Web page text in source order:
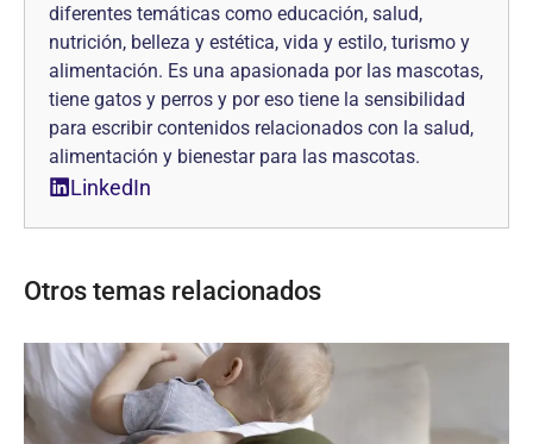
diferentes temáticas como educación, salud,
nutrición, belleza y estética, vida y estilo, turismo y
alimentación. Es una apasionada por las mascotas,
tiene gatos y perros y por eso tiene la sensibilidad
para escribir contenidos relacionados con la salud,
alimentación y bienestar para las mascotas.
LinkedIn
Otros temas relacionados